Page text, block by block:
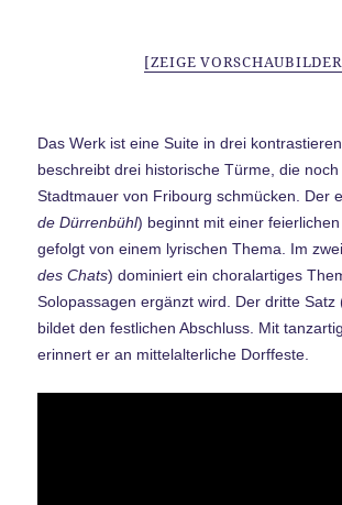
[ZEIGE
Das Werk ist eine Suite in drei
beschreibt drei historische Türme, die
Stadtmauer von Fribourg schmücken. Der
de Dürrenbühl) beginnt mit einer feierlichen
gefolgt von einem lyrischen Thema. Im
des Chats) dominiert ein choralartiges
Solopassagen ergänzt wird. Der dritte Satz
bildet den festlichen Abschluss. Mit
erinnert er an mittelalterliche Dorffeste.